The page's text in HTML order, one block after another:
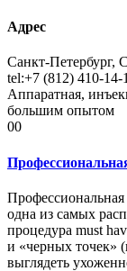
Адрес
Санкт-
tel:+7 (812) 410-14-
Аппаратная,
большим опытом
00
одна из самых
процедура must
и «черных точек»
выглядеть